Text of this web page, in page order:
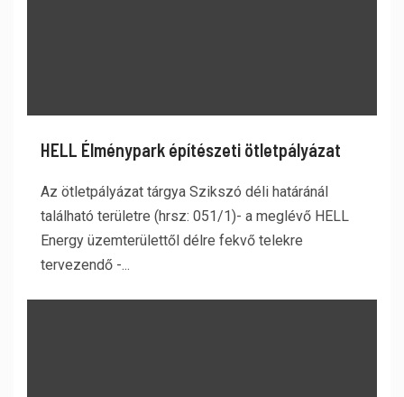
HELL Élménypark építészeti ötletpályázat
Az ötletpályázat tárgya Szikszó déli határánál
található területre (hrsz: 051/1)- a meglévő HELL
Energy üzemterülettől délre fekvő telekre
tervezendő -...